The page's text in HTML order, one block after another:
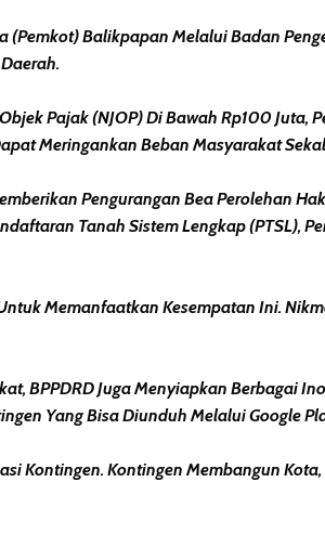
(Pemkot) Balikpapan Melalui Badan
Pajak (NJOP) Di Bawah Rp100
Meringankan Beban Masyarakat
Pengurangan Bea Perolehan
Tanah Sistem Lengkap (PTSL),
Memanfaatkan Kesempatan Ini.
BPPDRD Juga Menyiapkan Berbagai
Yang Bisa Diunduh Melalui Google
Kontingen. Kontingen Membangun